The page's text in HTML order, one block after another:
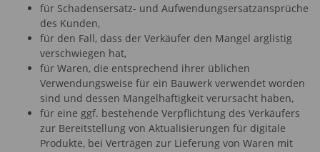
für Schadensersatz- und Aufwendungsersatzansprüche
des Kunden,
für den Fall, dass der Verkäufer den Mangel arglistig
verschwiegen hat,
für Waren, die entsprechend ihrer üblichen
Verwendungsweise für ein Bauwerk verwendet worden
sind und dessen Mangelhaftigkeit verursacht haben,
für eine ggf. bestehende Verpflichtung des Verkäufers
zur Bereitstellung von Aktualisierungen für digitale
Produkte, bei Verträgen zur Lieferung von Waren mit